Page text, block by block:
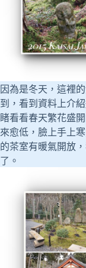
因為是冬天，這裡
到，看到資料上介
睹看看春天繁花盛
來愈低，臉上手上
的茶室有暖氣開放
了。